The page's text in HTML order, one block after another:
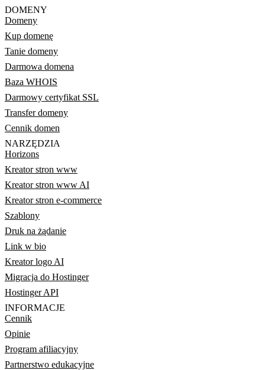
DOMENY
Domeny
Kup domenę
Tanie domeny
Darmowa domena
Baza WHOIS
Darmowy certyfikat SSL
Transfer domeny
Cennik domen
NARZĘDZIA
Horizons
Kreator stron www
Kreator stron www AI
Kreator stron e-commerce
Szablony
Druk na żądanie
Link w bio
Kreator logo AI
Migracja do Hostinger
Hostinger API
INFORMACJE
Cennik
Opinie
Program afiliacyjny
Partnerstwo edukacyjne